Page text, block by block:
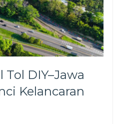
DIY–Jawa
Kelancaran